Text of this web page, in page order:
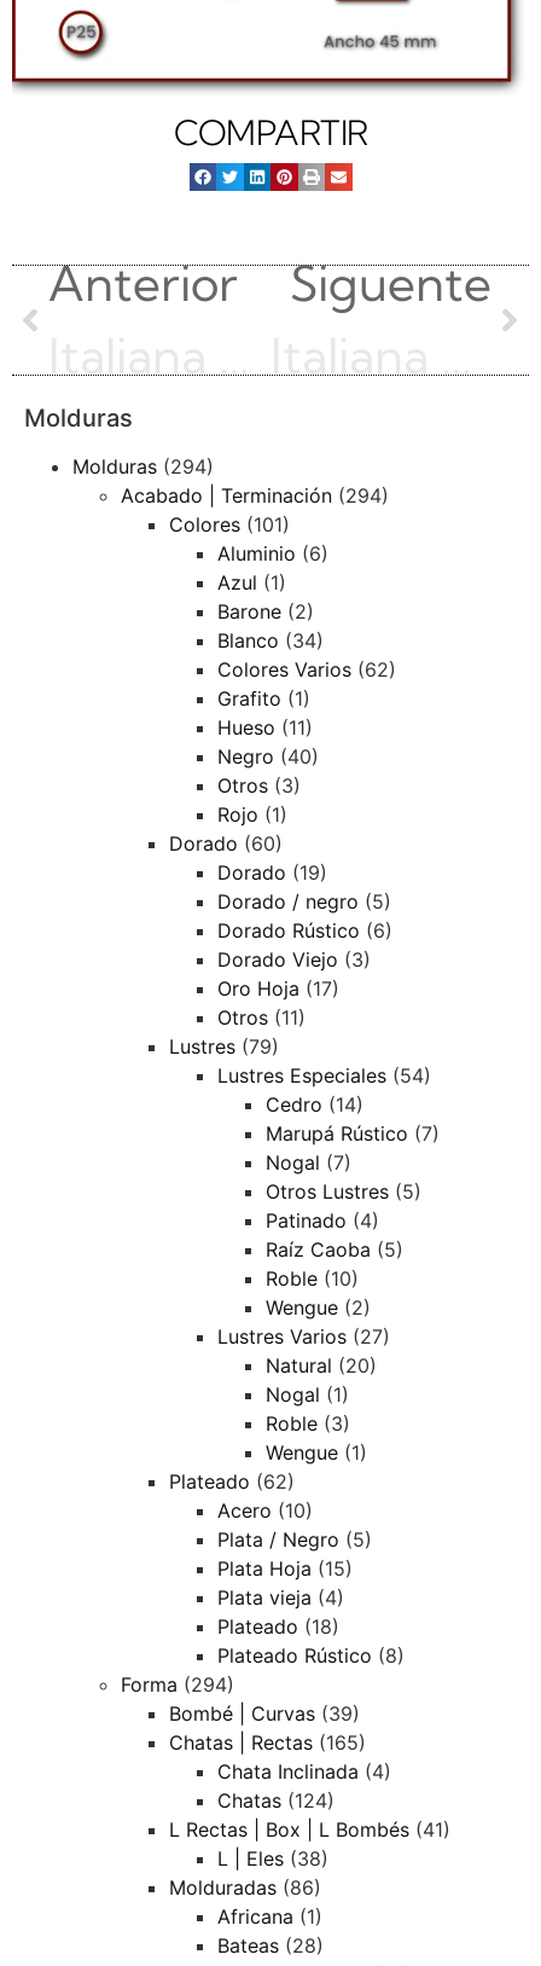
COMPARTIR
Anterior
Italiana 45 | Oro Hoja s/rojo | IT4530
Siguente
Italiana 52 | Hueso | 4383-503KE
Molduras
Molduras (294)
Acabado | Terminación (294)
Colores (101)
Aluminio (6)
Azul (1)
Barone (2)
Blanco (34)
Colores Varios (62)
Grafito (1)
Hueso (11)
Negro (40)
Otros (3)
Rojo (1)
Dorado (60)
Dorado (19)
Dorado / negro (5)
Dorado Rústico (6)
Dorado Viejo (3)
Oro Hoja (17)
Otros (11)
Lustres (79)
Lustres Especiales (54)
Cedro (14)
Marupá Rústico (7)
Nogal (7)
Otros Lustres (5)
Patinado (4)
Raíz Caoba (5)
Roble (10)
Wengue (2)
Lustres Varios (27)
Natural (20)
Nogal (1)
Roble (3)
Wengue (1)
Plateado (62)
Acero (10)
Plata / Negro (5)
Plata Hoja (15)
Plata vieja (4)
Plateado (18)
Plateado Rústico (8)
Forma (294)
Bombé | Curvas (39)
Chatas | Rectas (165)
Chata Inclinada (4)
Chatas (124)
L Rectas | Box | L Bombés (41)
L | Eles (38)
Molduradas (86)
Africana (1)
Bateas (28)